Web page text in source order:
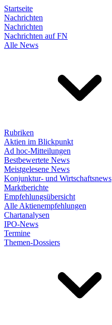
Startseite
Nachrichten
Nachrichten
Nachrichten auf FN
Alle News
Rubriken
Aktien im Blickpunkt
Ad hoc-Mitteilungen
Bestbewertete News
Meistgelesene News
Konjunktur- und Wirtschaftsnews
Marktberichte
Empfehlungsübersicht
Alle Aktienempfehlungen
Chartanalysen
IPO-News
Termine
Themen-Dossiers